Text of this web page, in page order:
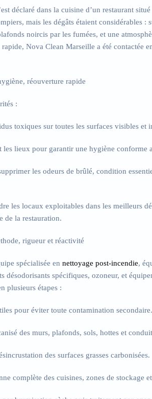
déclaré dans la cuisine d’un restaurant
mais les dégâts étaient considérables :
noircis par les fumées, et une
rapide, Nova Clean Marseille a été contactée
réouverture rapide
:
toxiques sur toutes les surfaces visibles et
les lieux pour garantir une hygiène conforme
les odeurs de brûlé, condition
les locaux exploitables dans les meilleurs
de la restauration.
rigueur et réactivité
spécialisée en nettoyage post-incendie,
désodorisants spécifiques, ozoneur, et
plusieurs étapes :
pour éviter toute contamination secondaire.
des murs, plafonds, sols, hottes et
des surfaces grasses carbonisées.
complète des cuisines, zones de stockage